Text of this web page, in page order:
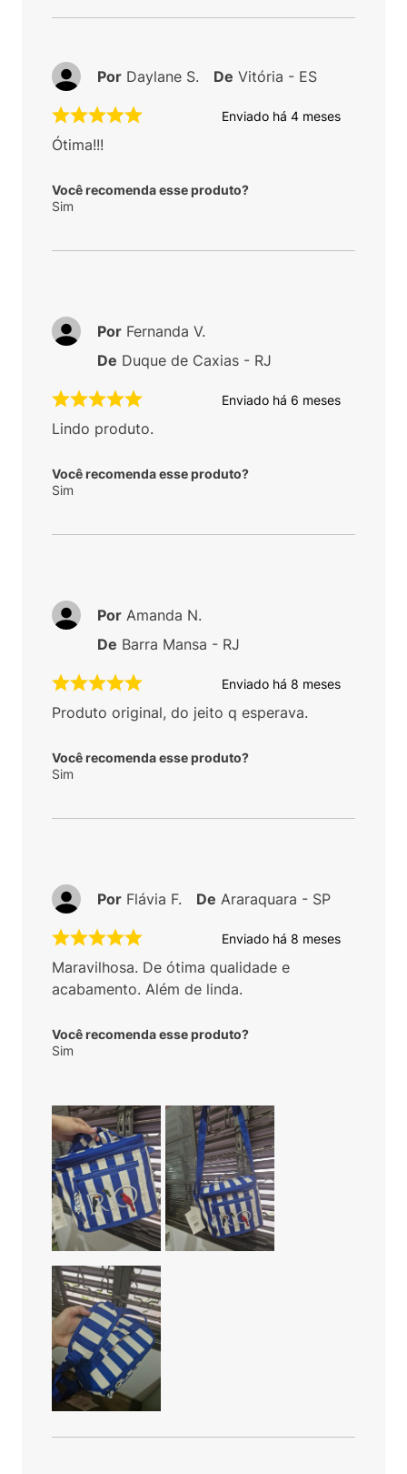
Enviado há 4 meses
Ótima!!!
Você recomenda esse produto?
Sim
Por Daylane S. De Vitória - ES
Enviado há 6 meses
Lindo produto.
Você recomenda esse produto?
Sim
Por Fernanda V.
De Duque de Caxias - RJ
Enviado há 8 meses
Produto original, do jeito q esperava.
Você recomenda esse produto?
Sim
Por Amanda N.
De Barra Mansa - RJ
Enviado há 8 meses
Maravilhosa. De ótima qualidade e
acabamento. Além de linda.
Você recomenda esse produto?
Sim
Por Flávia F. De Araraquara - SP